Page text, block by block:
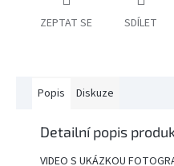
NÁHRADNÍ
Přihlášení
ZEPTAT SE SDÍLET
Popis Diskuze
Detailní popis
VIDEO S UKÁZKOU